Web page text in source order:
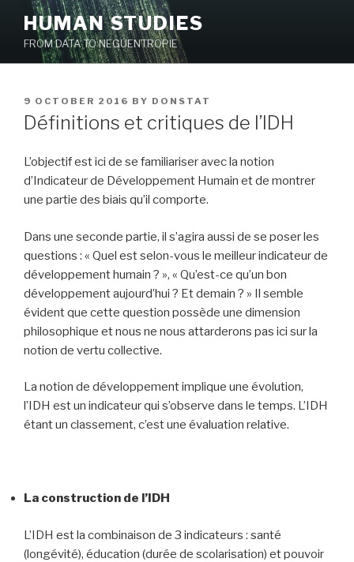
content
HUMAN STUDIES
FROM DATA TO NEGUENTROPIE
POSTED
ON
9 OCTOBER 2016 BY DONSTAT
Définitions et critiques de l’IDH
L’objectif est ici de se familiariser avec la notion
d’Indicateur de Développement Humain et de montrer
une partie des biais qu’il comporte.
Dans une seconde partie, il s’agira aussi de se poser les
questions : « Quel est selon-vous le meilleur indicateur de
développement humain ? », « Qu’est-ce qu’un bon
développement aujourd’hui ? Et demain ? » Il semble
évident que cette question possède une dimension
philosophique et nous ne nous attarderons pas ici sur la
notion de vertu collective.
La notion de développement implique une évolution,
l’IDH est un indicateur qui s’observe dans le temps. L’IDH
étant un classement, c’est une évaluation relative.
La construction de l’IDH
L’IDH est la combinaison de 3 indicateurs : santé
(longévité), éducation (durée de scolarisation) et pouvoir